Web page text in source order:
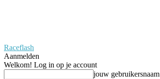
Raceflash
Aanmelden
Welkom! Log in op je account
jouw gebruikersnaam